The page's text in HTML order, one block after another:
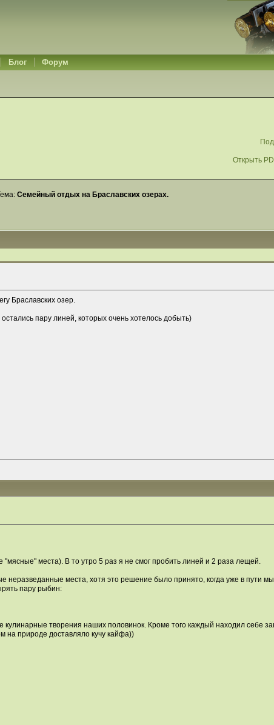
Блог Форум
Открыть
Семейный отдых на Браславских озерах.
Браславских озер.
пару линей, которых очень хотелось добыть)
места). В то утро 5 раз я не смог пробить линей и 2 раза лещей.
неразведанные места, хотя это решение было принято, когда уже в пути
пару рыбин:
творения наших половинок. Кроме того каждый находил себе
на природе доставляло кучу кайфа))